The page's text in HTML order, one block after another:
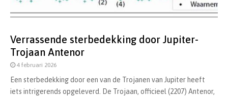
Verrassende sterbedekking door Jupiter-
Trojaan Antenor
4 februari 2026
Een sterbedekking door een van de Trojanen van Jupiter heeft
iets intrigerends opgeleverd. De Trojaan, officieel (2207) Antenor,